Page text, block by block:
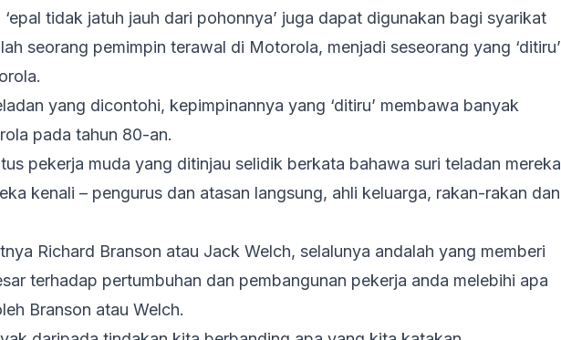
tidak jatuh jauh dari pohonnya’ juga dapat digunakan bagi syarikat
seorang pemimpin terawal di Motorola, menjadi seseorang yang ‘ditiru’
yang dicontohi, kepimpinannya yang ‘ditiru’ membawa banyak
pada tahun 80-an.
pekerja muda yang ditinjau selidik berkata bahawa suri teladan mereka
kenali – pengurus dan atasan langsung, ahli keluarga, rakan-rakan dan
Richard Branson atau Jack Welch, selalunya andalah yang memberi
terhadap pertumbuhan dan pembangunan pekerja anda melebihi apa
Branson atau Welch.